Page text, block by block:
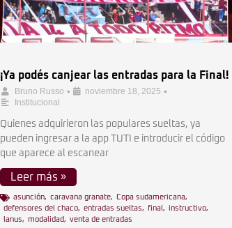
¡Ya podés canjear las entradas para la Final!
Bruno Russo • noviembre 18, 2025 •
Institucional
Quienes adquirieron las populares sueltas, ya
pueden ingresar a la app TUTI e introducir el código
que aparece al escanear
Leer más »
asunción, caravana granate, Copa sudamericana,
defensores del chaco, entradas sueltas, final , instructivo,
lanus, modalidad, venta de entradas